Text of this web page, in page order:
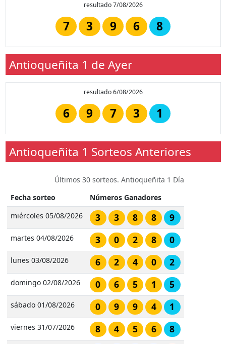
resultado 7/08/2026
7 3 9 6 8
Antioqueñita 1 de Ayer
resultado 6/08/2026
6 9 7 3 1
Antioqueñita 1 Sorteos Anteriores
Últimos 30 sorteos. Antioqueñita 1 Día
Fecha sorteo
Números Ganadores
miércoles 05/08/2026
3 3 8 8 9
martes 04/08/2026 3 0 2 8 0
lunes 03/08/2026 6 2 4 0 2
domingo 02/08/2026 0 6 5 1 5
sábado 01/08/2026 0 9 9 4 1
viernes 31/07/2026 8 4 5 6 8